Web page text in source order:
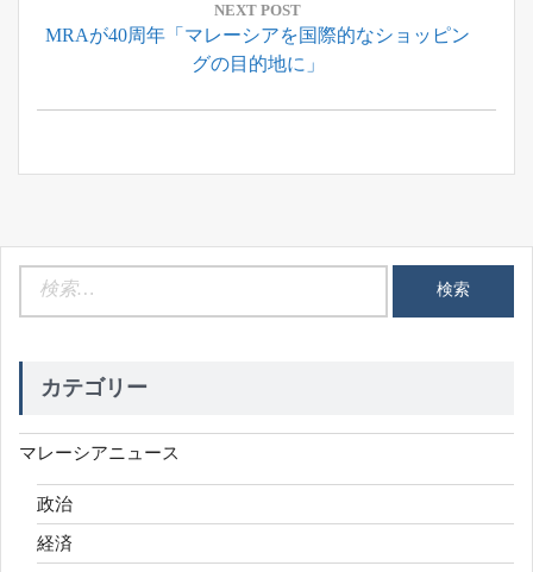
ー
ョ
NEXT POST
Next
MRAが40周年「マレーシアを国際的なショッピン
グの目的地に」
カテゴリー
マレーシアニュース
政治
経済